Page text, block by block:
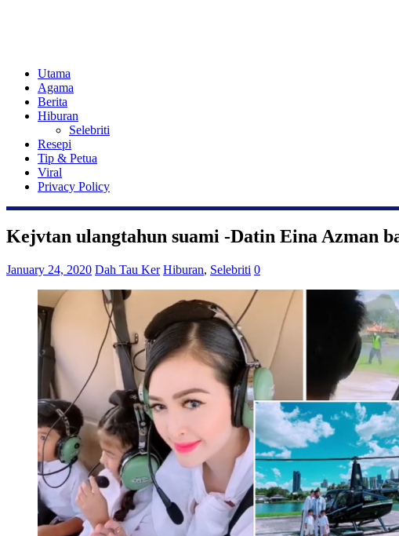
Utama
Agama
Berita
Hiburan
Selebriti
Resepi
Tip & Petua
Viral
Privacy Policy
Kejvtan ulangtahun suami -Datin Eina Azman
January 24, 2020 Dah Tau Ker Hiburan, Selebriti 0